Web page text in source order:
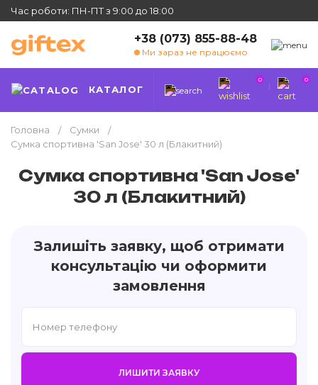
Час роботи: ПН-ПТ з 9:00 до 18:00
+38 (073) 855-88-48
Ми зараз не працюємо
КАТАЛОГ
0 0
Головна
Сумки
Сумка спортивна 'San Jose' 30 л (Блакитний)
Сумка спортивна 'San Jose'
30 л (Блакитний)
Залишіть заявку, щоб отримати
консультацію чи оформити
замовлення
ЛИШИТИ ЗАЯВКУ